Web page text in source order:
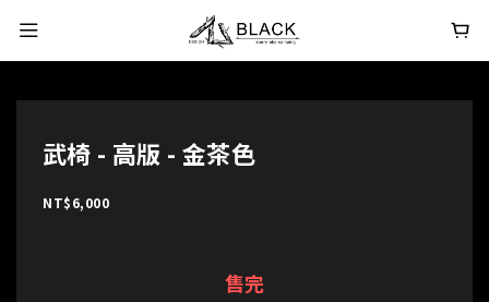
武椅 - 高版 - 金茶色
NT$6,000
售完